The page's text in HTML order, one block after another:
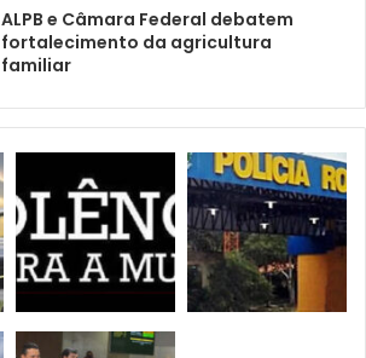
ALPB e Câmara Federal debatem
fortalecimento da agricultura
familiar